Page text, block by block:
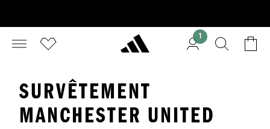
1
SURVÊTEMENT
MANCHESTER UNITED